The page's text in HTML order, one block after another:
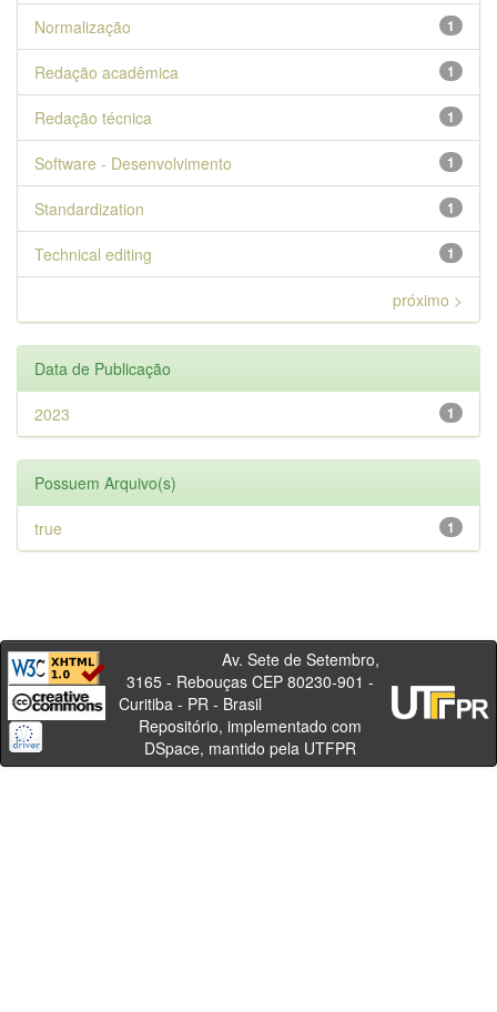
1
Normalização
1
Redação acadêmica
1
Redação técnica
1
Software - Desenvolvimento
1
Standardization
1
Technical editing
próximo >
Data de Publicação
1
2023
Possuem Arquivo(s)
1
true
Av. Sete de Setembro,
3165 - Rebouças CEP 80230-901 -
Curitiba - PR - Brasil
Repositório, implementado com
DSpace, mantido pela UTFPR